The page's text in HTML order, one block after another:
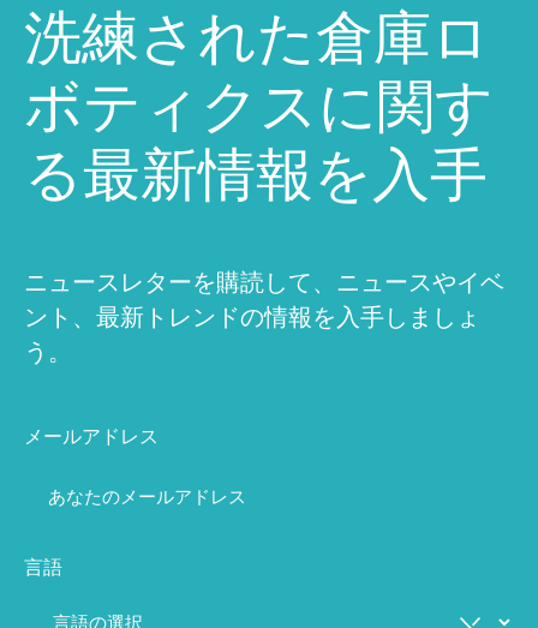
洗練された倉庫ロ
ボティクスに関す
る最新情報を入手
ニュースレターを購読して、ニュースやイベ
ント、最新トレンドの情報を入手しましょ
う。
メールアドレス
言語